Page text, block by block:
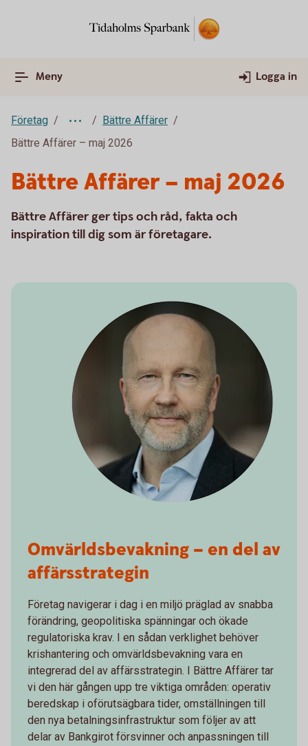
Meny Logga in
Företag
Bättre Affärer
Bättre Affärer – maj 2026
Bättre Affärer – maj 2026
Bättre Affärer ger tips och råd, fakta och
inspiration till dig som är företagare.
Omvärldsbevakning – en del av
affärsstrategin
Företag navigerar i dag i en miljö präglad av snabba
förändring, geopolitiska spänningar och ökade
regulatoriska krav. I en sådan verklighet behöver
krishantering och omvärldsbevakning vara en
integrerad del av affärsstrategin. I Bättre Affärer tar
vi den här gången upp tre viktiga områden: operativ
beredskap i oförutsägbara tider, omställningen till
den nya betalningsinfrastruktur som följer av att
delar av Bankgirot försvinner och anpassningen till